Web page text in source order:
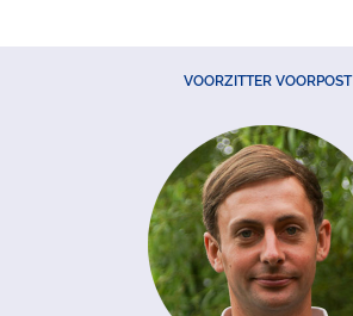
VOORZITTER VOORPOST